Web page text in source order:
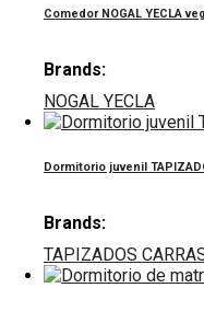
Comedor NOGAL YECLA
Brands:
NOGAL YECLA
Dormitorio juvenil
Brands:
TAPIZADOS